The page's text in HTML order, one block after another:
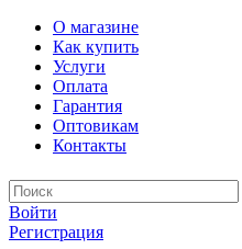
О магазине
Как купить
Услуги
Оплата
Гарантия
Оптовикам
Контакты
Войти
Регистрация